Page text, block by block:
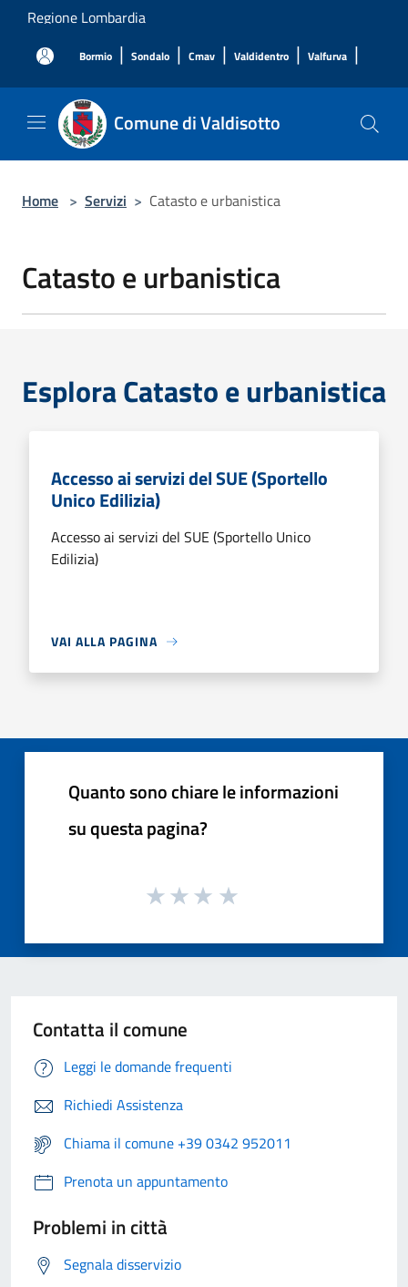
Salta al contenuto principale
Regione Lombardia
Bormio | Sondalo | Cmav | Valdidentro | Valfurva |
Comune di Valdisotto
Home > Servizi > Catasto e urbanistica
Catasto e urbanistica
Esplora Catasto e urbanistica
Accesso ai servizi del SUE (Sportello
Unico Edilizia)
Accesso ai servizi del SUE (Sportello Unico
Edilizia)
VAI ALLA PAGINA
Quanto sono chiare le informazioni
su questa pagina?
Contatta il comune
Leggi le domande frequenti
Richiedi Assistenza
Chiama il comune +39 0342 952011
Prenota un appuntamento
Problemi in città
Segnala disservizio